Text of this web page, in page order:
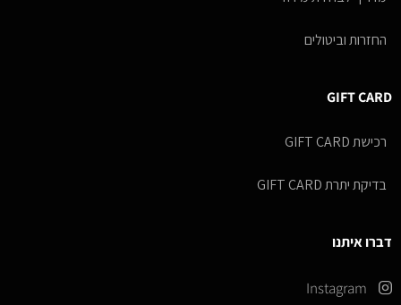
החזרות וביטולים
GIFT CARD
רכישת GIFT CARD
בדיקת יתרת GIFT CARD
דברו איתנו
Instagram